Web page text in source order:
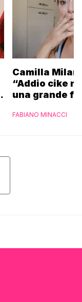
Camilla
“Addio cike
una grande
FABIANO MINACCI